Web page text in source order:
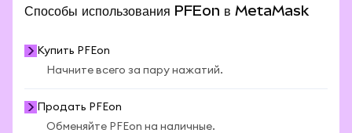
Способы использования PFEon в MetaMask
Купить PFEon
Начните всего за пару нажатий.
Продать PFEon
Обменяйте PFEon на наличные.